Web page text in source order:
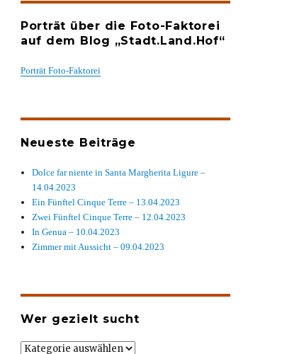
Porträt über die Foto-Faktorei
auf dem Blog „Stadt.Land.Hof“
Porträt Foto-Faktorei
Neueste Beiträge
Dolce far niente in Santa Margherita Ligure –
14.04.2023
Ein Fünftel Cinque Terre – 13.04.2023
Zwei Fünftel Cinque Terre – 12.04.2023
In Genua – 10.04.2023
Zimmer mit Aussicht – 09.04.2023
Wer gezielt sucht
Wer